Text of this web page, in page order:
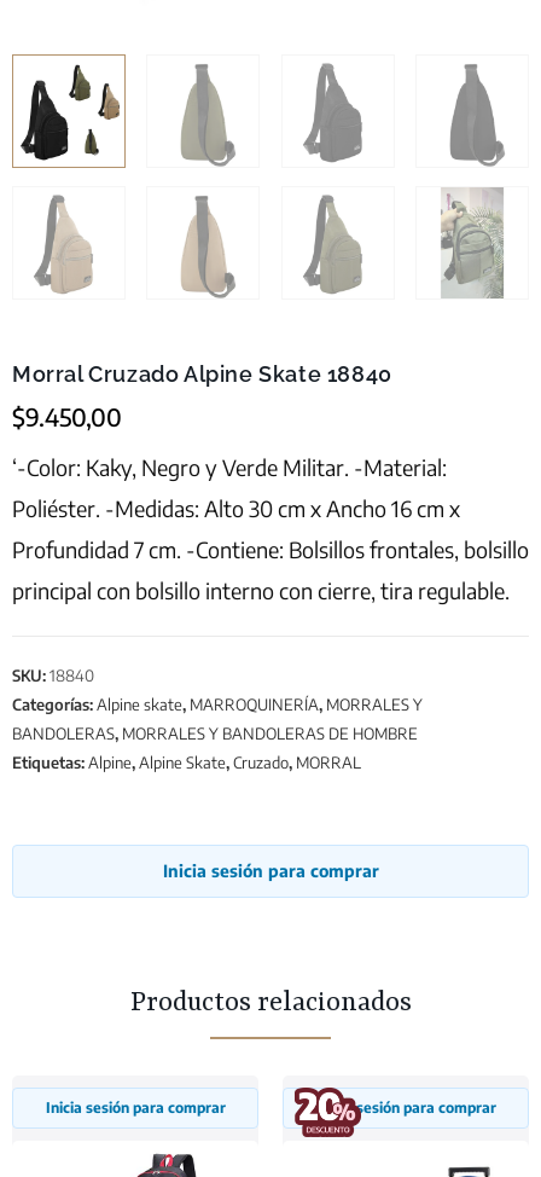
Morral Cruzado Alpine Skate 18840
$9.450,00
‘-Color: Kaky, Negro y Verde Militar. -Material:
Poliéster. -Medidas: Alto 30 cm x Ancho 16 cm x
Profundidad 7 cm. -Contiene: Bolsillos frontales, bolsillo
principal con bolsillo interno con cierre, tira regulable.
SKU:18840
Categorías:Alpine skate, MARROQUINERÍA, MORRALES Y
BANDOLERAS, MORRALES Y BANDOLERAS DE HOMBRE
Etiquetas:Alpine,Alpine Skate,Cruzado, MORRAL
Inicia sesión para comprar
Productos relacionados
Inicia sesión para comprar Inicia sesión para comprar